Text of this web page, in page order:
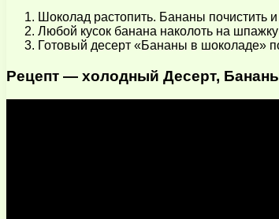
Шоколад растопить. Бананы почистить
Любой кусок банана наколоть на
Готовый десерт «Бананы в шоколаде»
Рецепт — холодный Десерт,